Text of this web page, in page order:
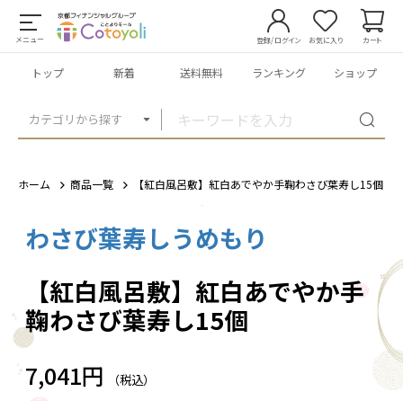
メニュー
カテゴリから探す
登録/ログイン お気に入り カート
トップ 新着 送料無料 ランキング ショップ
ホーム 商品一覧 【紅白風呂敷】紅白あでやか手鞠わさび葉寿し15個
わさび葉寿しうめもり
【紅白風呂敷】紅白あでやか手
鞠わさび葉寿し15個
7,041円 （税込）